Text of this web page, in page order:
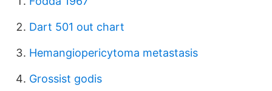
Dart 501 out chart
Hemangiopericytoma metastasis
Grossist godis